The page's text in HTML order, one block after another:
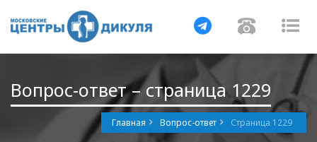
Навигация
Вопрос-ответ – страница 1229
Главная Вопрос-ответ Страница 1229